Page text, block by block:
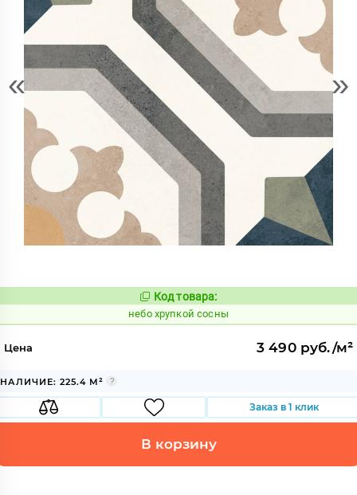
« »
Код:
1123722
Код товара:
небо хрупкой сосны
Цена 3 490 руб./м²
НАЛИЧИЕ: 225.4 М²
Заказ в 1 клик
В корзину